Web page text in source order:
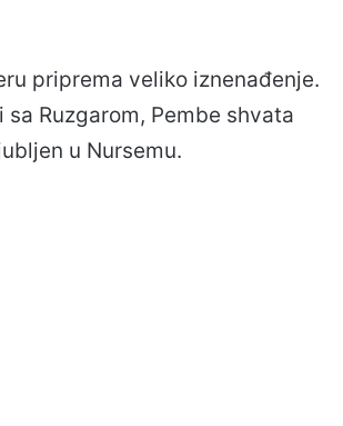
priprema veliko iznenađenje.
sa Ruzgarom, Pembe shvata
u Nursemu.